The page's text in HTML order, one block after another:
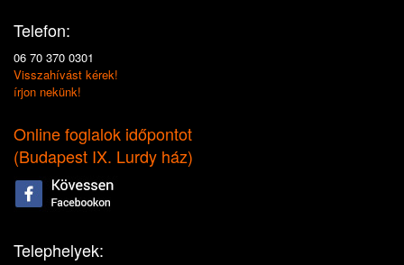
Telefon:
06 70 370 0301
Visszahívást kérek!
írjon nekünk!
Online foglalok időpontot
(Budapest IX. Lurdy ház)
Telephelyek: